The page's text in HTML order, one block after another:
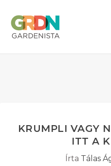
KRUMPLI VAGY
ITT A
Írta Tálas